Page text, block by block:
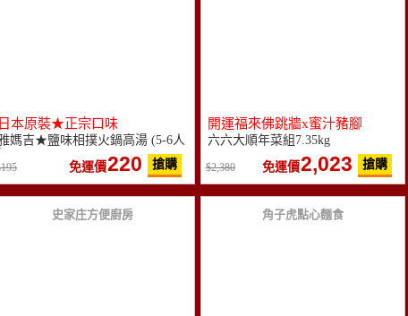
本原裝★正宗口味
媽吉★鹽味相撲火鍋高湯 (5-6人
195 免運價220 搶購
開運福來佛跳牆x蜜汁豬腳
六六大順年菜組7.35kg
2,380 免運價2,023 搶購
史家庄方便廚房 角子虎點心麵食